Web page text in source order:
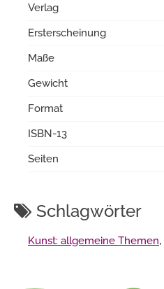
Verlag
Ersterscheinung
Maße
Gewicht
Format
ISBN-13
Seiten
Schlagwörter
Kunst: allgemeine Themen,